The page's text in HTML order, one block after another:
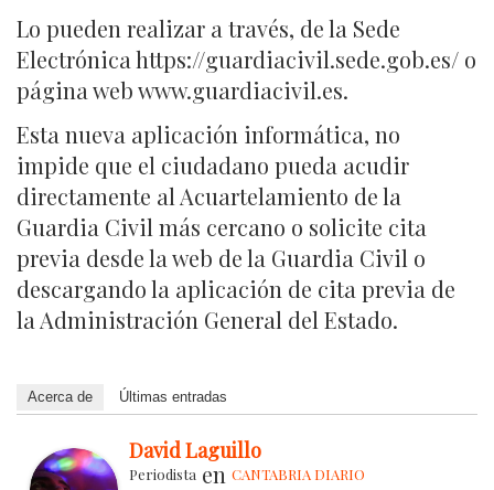
Lo pueden realizar a través, de la Sede
Electrónica https://guardiacivil.sede.gob.es/ o
página web www.guardiacivil.es.
Esta nueva aplicación informática, no
impide que el ciudadano pueda acudir
directamente al Acuartelamiento de la
Guardia Civil más cercano o solicite cita
previa desde la web de la Guardia Civil o
descargando la aplicación de cita previa de
la Administración General del Estado.
Acerca de Últimas entradas
David Laguillo
Periodista en CANTABRIA DIARIO